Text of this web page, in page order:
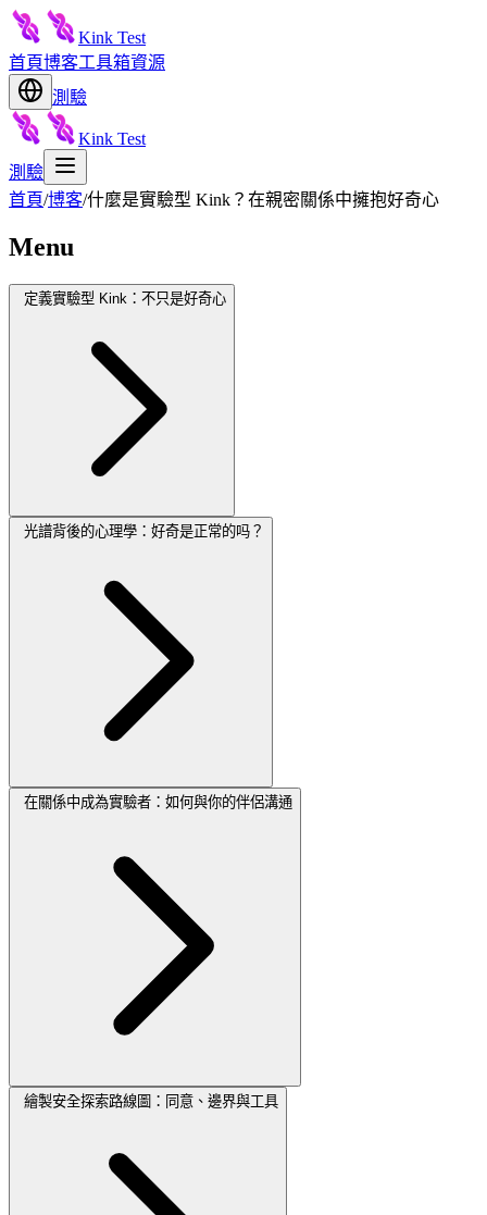
Kink Test
首頁博客工具箱資源
測驗
Kink Test
測驗
首頁/博客/什麼是實驗型 Kink？在親密關係中擁抱好奇心
Menu
定義實驗型 Kink：不只是好奇心
光譜背後的心理學：好奇是正常的吗？
在關係中成為實驗者：如何與你的伴侶溝通
繪製安全探索路線圖：同意、邊界與工具